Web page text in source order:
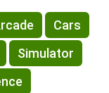
Cars
Simulator